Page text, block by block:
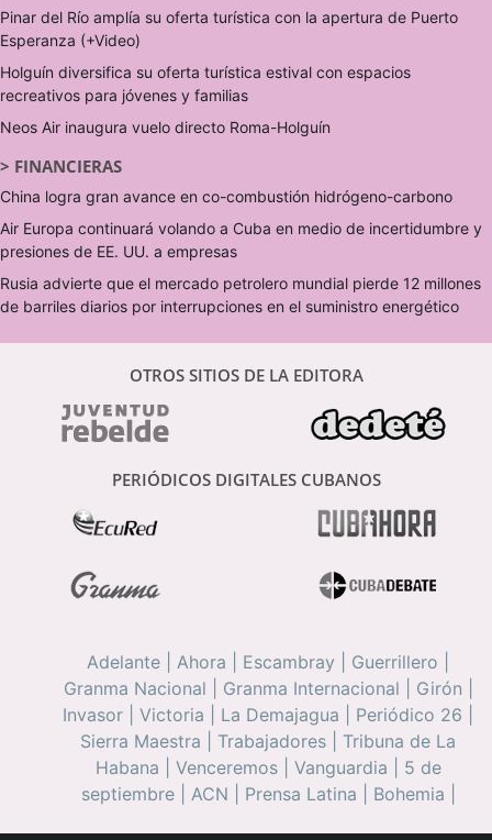
Pinar del Río amplía su oferta turística con la apertura de Puerto
Esperanza (+Video)
Holguín diversifica su oferta turística estival con espacios
recreativos para jóvenes y familias
Neos Air inaugura vuelo directo Roma-Holguín
> FINANCIERAS
China logra gran avance en co-combustión hidrógeno-carbono
Air Europa continuará volando a Cuba en medio de incertidumbre y
presiones de EE. UU. a empresas
Rusia advierte que el mercado petrolero mundial pierde 12 millones
de barriles diarios por interrupciones en el suministro energético
OTROS SITIOS DE LA EDITORA
PERIÓDICOS DIGITALES CUBANOS
Adelante Ahora Escambray Guerrillero
Granma Nacional
Granma Internacional Girón
Invasor
Victoria La Demajagua Periódico 26
Sierra Maestra
Trabajadores
Tribuna de La
Habana
Venceremos| Vanguardia
5 de
septiembre| ACN Prensa Latina Bohemia